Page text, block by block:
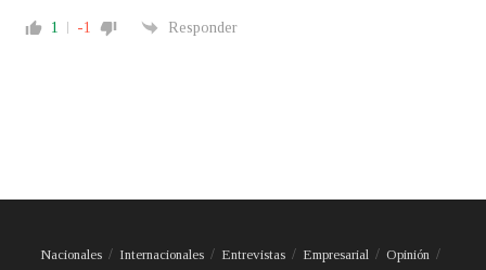
1 -1 Responder
Nacionales Internacionales Entrevistas Empresarial
Opinión